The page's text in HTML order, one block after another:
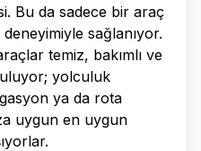
Bu da sadece bir araç
sağlanıyor.
temiz, bakımlı ve
yolculuk
ya da rota
uygun en uygun